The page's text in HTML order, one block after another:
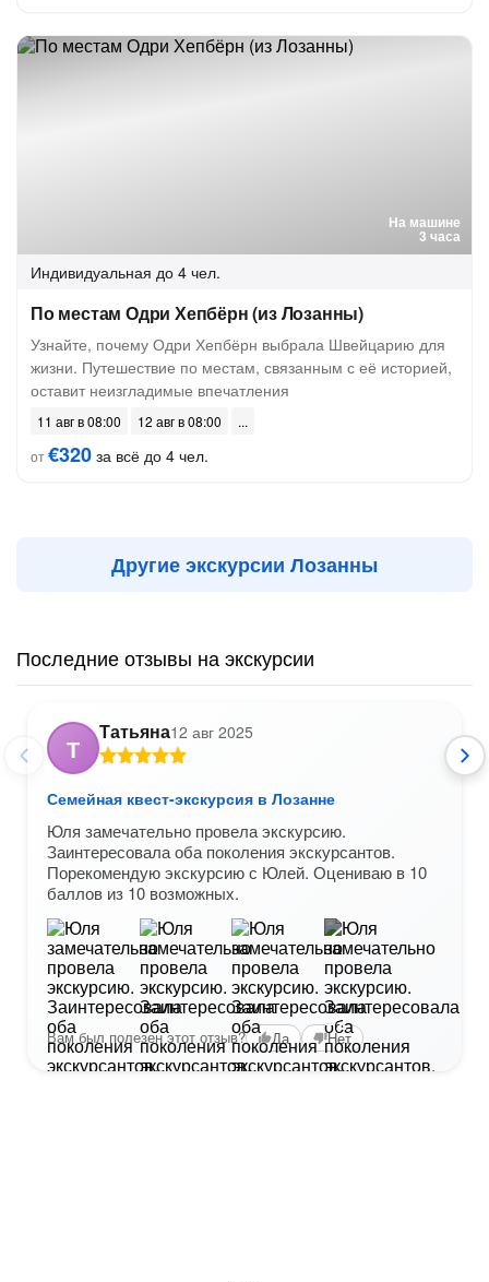
На машине
3 часа
Индивидуальная до 4 чел.
По местам Одри Хепбёрн (из Лозанны)
Узнайте, почему Одри Хепбёрн выбрала Швейцарию для
жизни. Путешествие по местам, связанным с её историей,
оставит неизгладимые впечатления
11 авг в 08:00
12 авг в 08:00
от€320 за всё до 4 чел.
Другие экскурсии Лозанны
Последние отзывы на экскурсии
Т
Татьяна12 авг 2025
Семейная квест-экскурсия в Лозанне
Юля замечательно провела экскурсию.
Заинтересовала оба поколения экскурсантов.
Порекомендую экскурсию с Юлей. Оцениваю в 10
баллов из 10 возможных.
+2
Вам был полезен этот отзыв? Да Нет